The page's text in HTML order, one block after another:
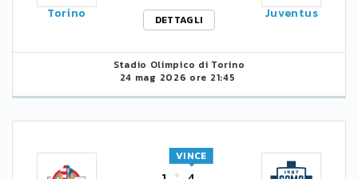
Torino
DETTAGLI
Juventus
Stadio Olimpico di Torino
24 mag 2026 ore 21:45
VINCE